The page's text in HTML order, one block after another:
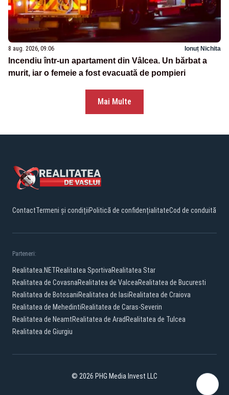
8 aug. 2026, 09:06 Ionuț Nichita
Incendiu într-un apartament din Vâlcea. Un bărbat a
murit, iar o femeie a fost evacuată de pompieri
Mai Multe
ContactTermeni și condițiiPolitică de confidențialitateCod de conduită
Parteneri:
Realitatea.NETRealitatea SportivaRealitatea Star
Realitatea de CovasnaRealitatea de ValceaRealitatea de Bucuresti
Realitatea de BotosaniRealitatea de IasiRealitatea de Craiova
Realitatea de MehedintiRealitatea de Caras-Severin
Realitatea de NeamtRealitatea de Arad Realitatea de Tulcea
Realitatea de Giurgiu
© 2026 PHG Media Invest LLC